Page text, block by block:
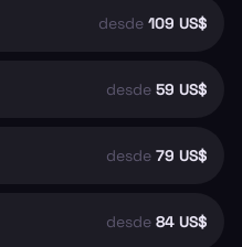
desde 109 US$
desde 59 US$
desde 79 US$
desde 84 US$